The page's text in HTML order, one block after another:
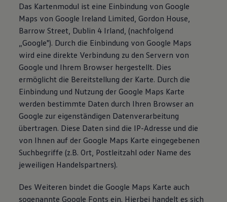
Das Kartenmodul ist eine Einbindung von Google
Maps von Google Ireland Limited, Gordon House,
Barrow Street, Dublin 4 Irland, (nachfolgend
„Google"). Durch die Einbindung von Google Maps
wird eine direkte Verbindung zu den Servern von
Google und Ihrem Browser hergestellt. Dies
ermöglicht die Bereitstellung der Karte. Durch die
Einbindung und Nutzung der Google Maps Karte
werden bestimmte Daten durch Ihren Browser an
Google zur eigenständigen Datenverarbeitung
übertragen. Diese Daten sind die IP-Adresse und die
von Ihnen auf der Google Maps Karte eingegebenen
Suchbegriffe (z.B. Ort, Postleitzahl oder Name des
jeweiligen Handelspartners).
Des Weiteren bindet die Google Maps Karte auch
sogenannte Google Fonts ein. Hierbei handelt es sich